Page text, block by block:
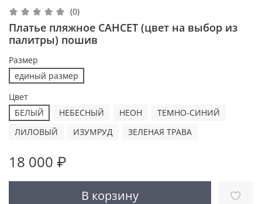
(0)
Платье пляжное САНСЕТ (цвет на выбор из
палитры) пошив
Размер
единый размер
Цвет
БЕЛЫЙ
НЕБЕСНЫЙ НЕОН
ТЕМНО-СИНИЙ
ЛИЛОВЫЙ
ИЗУМРУД ЗЕЛЕНАЯ ТРАВА
18 000 ₽
В корзину